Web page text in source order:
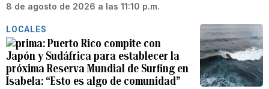
8 de agosto de 2026 a las 11:10 p.m.
LOCALES
Puerto Rico compite con
Japón y Sudáfrica para establecer la
próxima Reserva Mundial de Surfing en
Isabela: “Esto es algo de comunidad”